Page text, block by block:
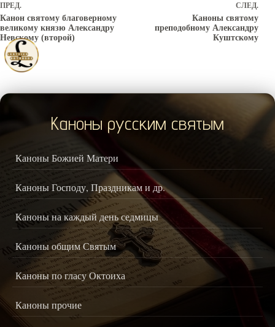
ПРЕД.
Канон святому благоверному
великому князю Александру
Невскому (второй)
СЛЕД.
Каноны святому
преподобному Александру
Куштскому
Каноны русским святым
Каноны Божией Матери
Каноны Господу, Праздникам и др.
Каноны на каждый день седмицы
Каноны общим Святым
Каноны по гласу Октоиха
Каноны прочие